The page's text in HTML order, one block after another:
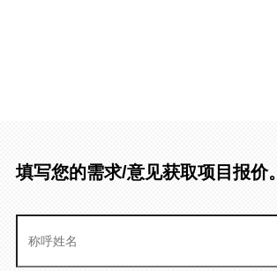
填写您的需求/意见获取项目报价。